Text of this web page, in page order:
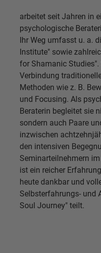
arbeitet seit Jahren in
psychologische
Ihr Weg umfasst u. a.
Institute" sowie
for Shamanic
Verbindung
Methoden wie z. B.
und Focusing. Als
Beraterin begleitet sie
sondern auch Paare
inzwischen
den intensiven
Seminarteilnehmern
ist ein reicher
heute dankbar und
Selbsterfahrungs- und
Soul Journey" teilt.